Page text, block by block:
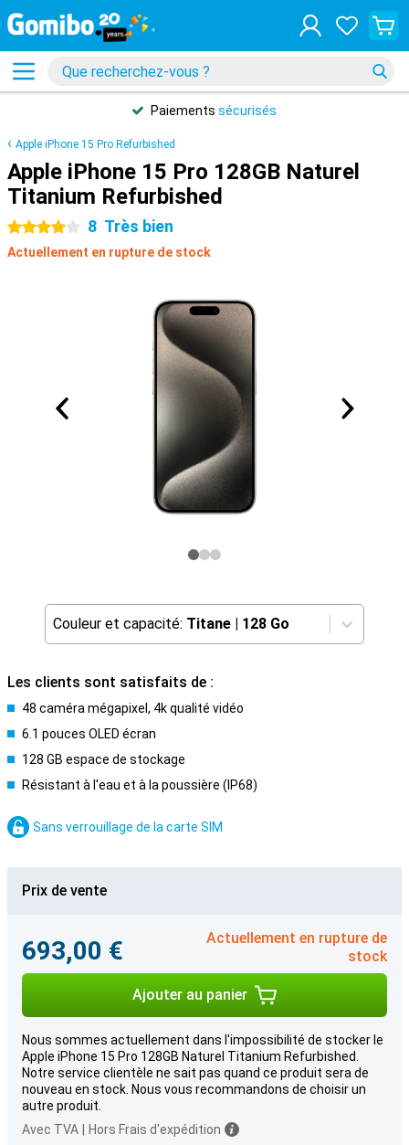
Paiements sécurisés
Apple iPhone 15 Pro Refurbished
Apple iPhone 15 Pro 128GB Naturel
Titanium Refurbished
4 étoiles 8 Très bien
Actuellement en rupture de stock
Couleur et capacité: Titane | 128 Go
Les clients sont satisfaits de :
48 caméra mégapixel, 4k qualité vidéo
6.1 pouces OLED écran
128 GB espace de stockage
Résistant à l'eau et à la poussière (IP68)
Sans verrouillage de la carte SIM
Prix de vente
693,00 €
Actuellement en rupture de
stock
Ajouter au panier
Nous sommes actuellement dans l'impossibilité de stocker le
Apple iPhone 15 Pro 128GB Naturel Titanium Refurbished.
Notre service clientèle ne sait pas quand ce produit sera de
nouveau en stock. Nous vous recommandons de choisir un
autre produit.
Avec TVA
Hors Frais d'expédition